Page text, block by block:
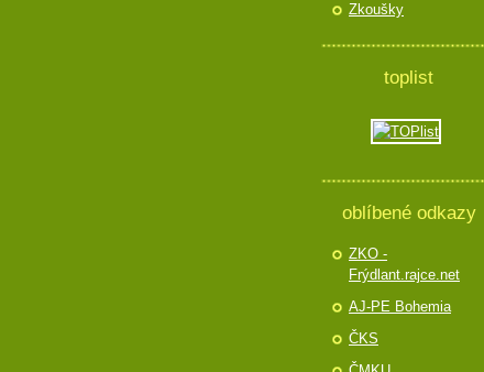
Zkoušky
toplist
oblíbené odkazy
ZKO -
Frýdlant.rajce.net
AJ-PE Bohemia
ČKS